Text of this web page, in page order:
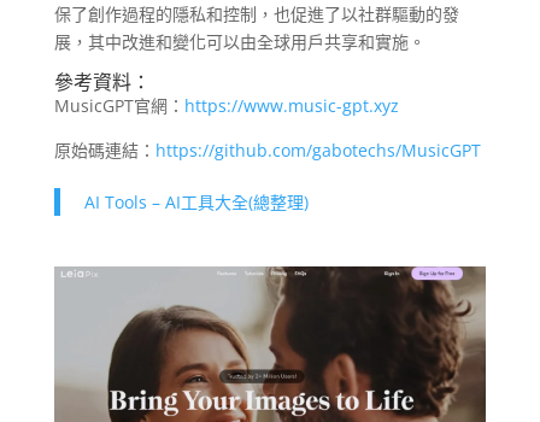
保了創作過程的隱私和控制，也促進了以社群驅動的發
展，其中改進和變化可以由全球用戶共享和實施。
參考資料：
MusicGPT官網： https://www.music-gpt.xyz
原始碼連結： https://github.com/gabotechs/MusicGPT
AI Tools – AI工具大全(總整理)